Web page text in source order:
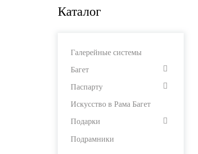
Каталог
Галерейные системы
Багет
Паспарту
Искусство в Рама Багет
Подарки
Подрамники